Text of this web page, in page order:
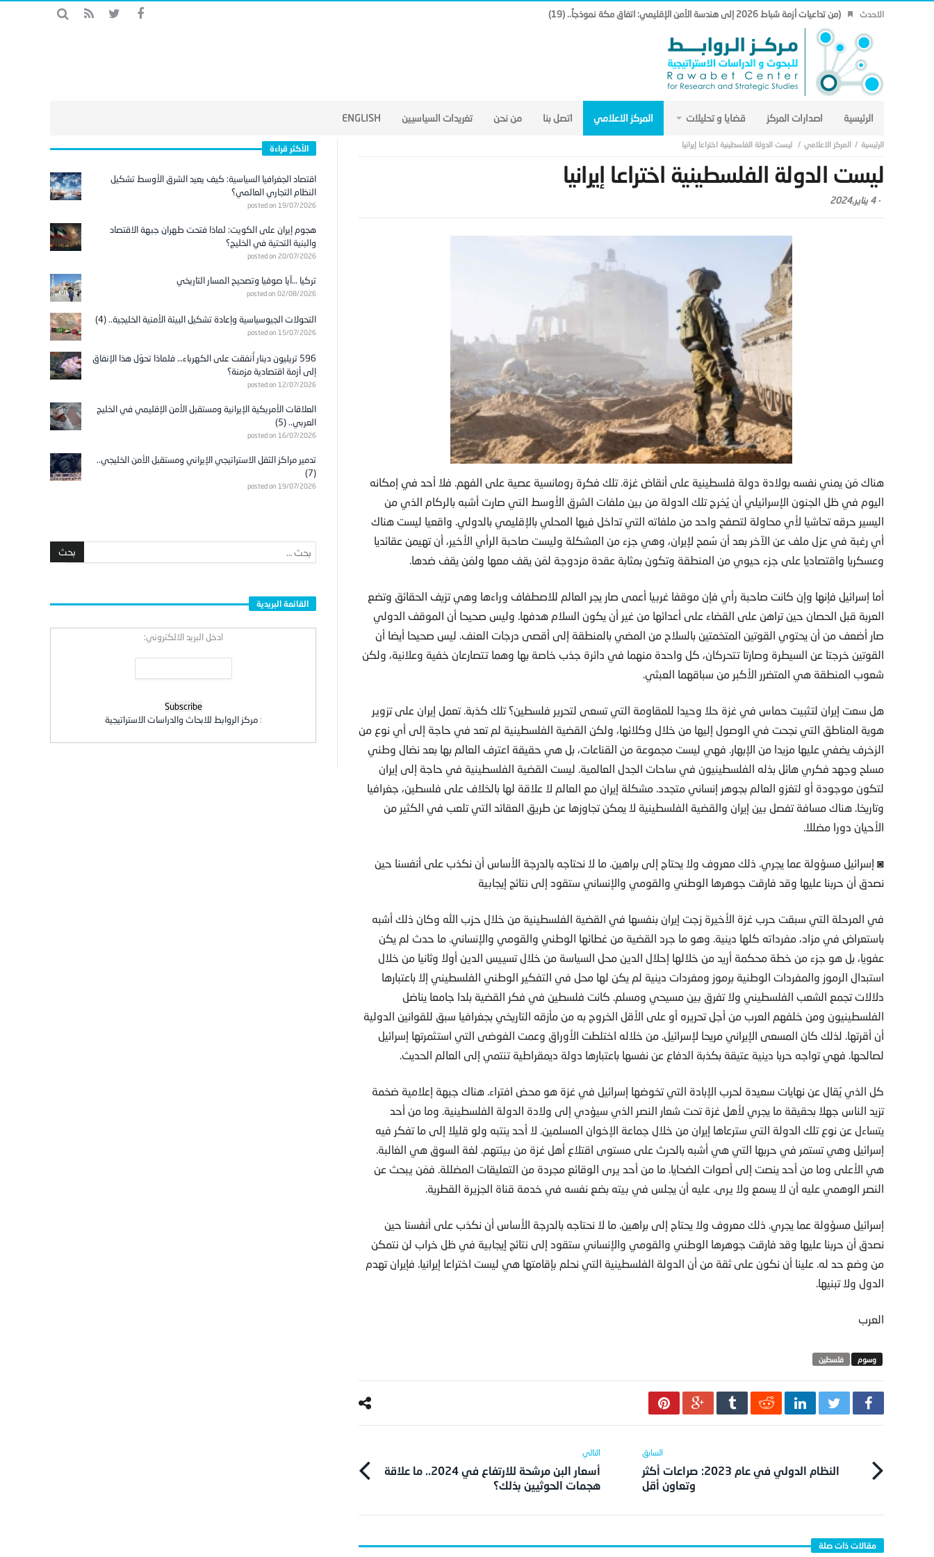
الاحدث (من تداعيات أزمة شباط 2026 إلى هندسة الأمن الإقليمي: اتفاق مكة نموذجاً.. (19)
الرئيسية اصدارات المركز قضايا و تحليلات المركز الاعلامي اتصل بنا من نحن تغريدات السياسيين ENGLISH
المركز الاعلامي ليست الدولة الفلسطينية اختراعا إيرانيا
ليست الدولة الفلسطينية اختراعا إيرانيا
-4 يناير,2024
هناك مَن يمني نفسه بولادة دولة فلسطينية على أنقاض غزة. تلك فكرة رومانسية عصية على الفهم. فلا أحد في إمكانه
اليوم في ظل الجنون الإسرائيلي أن يُخرج تلك الدولة من بين ملفات الشرق الأوسط التي صارت أشبه بالركام الذي من
اليسير حرقه تحاشيا لأي محاولة لتصفح واحد من ملفاته التي تداخل فيها المحلي بالإقليمي بالدولي. واقعيا ليست هناك
أي رغبة في عزل ملف عن الآخر بعد أن سُمح لإيران، وهي جزء من المشكلة وليست صاحبة الرأي الأخير، أن تهيمن عقائديا
وعسكريا واقتصاديا على جزء حيوي من المنطقة وتكون بمثابة عقدة مزدوجة لمَن يقف معها ولمَن يقف ضدها.
أما إسرائيل فإنها وإن كانت صاحبة رأي فإن موقفا غربيا أعمى صار يجر العالم للاصطفاف وراءها وهي تزيف الحقائق وتضع
العربة قبل الحصان حين تراهن على القضاء على أعدائها من غير أن يكون السلام هدفها. وليس صحيحا أن الموقف الدولي
صار أضعف من أن يحتوي القوتين المتخمتين بالسلاح من المضي بالمنطقة إلى أقصى درجات العنف. ليس صحيحا أيضا أن
القوتين خرجتا عن السيطرة وصارتا تتحركان، كل واحدة منهما في دائرة جذب خاصة بها وهما تتصارعان خفية وعلانية، ولكن
شعوب المنطقة هي المتضرر الأكبر من سباقهما العبثي.
هل سعت إيران لتثبيت حماس في غزة حلا وحيدا للمقاومة التي تسعى لتحرير فلسطين؟ تلك كذبة. تعمل إيران على تزوير
هوية المناطق التي نجحت في الوصول إليها من خلال وكلائها، ولكن القضية الفلسطينية لم تعد في حاجة إلى أي نوع من
الزخرف يضفي عليها مزيدا من الإبهار. فهي ليست مجموعة من القناعات، بل هي حقيقة اعترف العالم بها بعد نضال وطني
مسلح وجهد فكري هائل بذله الفلسطينيون في ساحات الجدل العالمية. ليست القضية الفلسطينية في حاجة إلى إيران
لتكون موجودة أو لتغزو العالم بجوهر إنساني متجدد. مشكلة إيران مع العالم لا علاقة لها بالخلاف على فلسطين، جغرافيا
وتاريخا. هناك مسافة تفصل بين إيران والقضية الفلسطينية لا يمكن تجاوزها عن طريق العقائد التي تلعب في الكثير من
الأحيان دورا مضللا.
◙ إسرائيل مسؤولة عما يجري. ذلك معروف ولا يحتاج إلى براهين. ما لا نحتاجه بالدرجة الأساس أن نكذب على أنفسنا حين
نصدق أن حربنا عليها وقد فارقت جوهرها الوطني والقومي والإنساني ستقود إلى نتائج إيجابية
في المرحلة التي سبقت حرب غزة الأخيرة زجت إيران بنفسها في القضية الفلسطينية من خلال حزب الله وكان ذلك أشبه
باستعراض في مزاد، مفرداته كلها دينية. وهو ما جرد القضية من غطائها الوطني والقومي والإنساني. ما حدث لم يكن
عفويا، بل هو جزء من خطة محكمة أريد من خلالها إحلال الدين محل السياسة من خلال تسييس الدين أولا وثانيا من خلال
استبدال الرموز والمفردات الوطنية برموز ومفردات دينية لم يكن لها محل في التفكير الوطني الفلسطيني إلا باعتبارها
دلالات تجمع الشعب الفلسطيني ولا تفرق بين مسيحي ومسلم. كانت فلسطين في فكر القضية بلدا جامعا يناضل
الفلسطينيون ومن خلفهم العرب من أجل تحريره أو على الأقل الخروج به من مأزقه التاريخي بجغرافيا سبق للقوانين الدولية
أن أقرتها. لذلك كان المسعى الإيراني مريحا لإسرائيل. من خلاله اختلطت الأوراق وعمت الفوضى التي استثمرتها إسرائيل
لصالحها. فهي تواجه حربا دينية عتيقة بكذبة الدفاع عن نفسها باعتبارها دولة ديمقراطية تنتمي إلى العالم الحديث.
كل الذي يُقال عن نهايات سعيدة لحرب الإبادة التي تخوضها إسرائيل في غزة هو محض افتراء. هناك جبهة إعلامية ضخمة
تزيد الناس جهلا بحقيقة ما يجري لأهل غزة تحت شعار النصر الذي سيؤدي إلى ولادة الدولة الفلسطينية. وما من أحد
يتساءل عن نوع تلك الدولة التي سترعاها إيران من خلال جماعة الإخوان المسلمين. لا أحد ينتبه ولو قليلا إلى ما تفكر فيه
إسرائيل وهي تستمر في حربها التي هي أشبه بالحرث على مستوى اقتلاع أهل غزة من بيئتهم. لغة السوق هي الغالبة.
هي الأعلى وما من أحد ينصت إلى أصوات الضحايا. ما من أحد يرى الوقائع مجردة من التعليقات المضللة. فمَن يبحث عن
النصر الوهمي عليه أن لا يسمع ولا يرى. عليه أن يجلس في بيته بضع نفسه في خدمة قناة الجزيرة القطرية.
إسرائيل مسؤولة عما يجري. ذلك معروف ولا يحتاج إلى براهين. ما لا نحتاجه بالدرجة الأساس أن نكذب على أنفسنا حين
نصدق أن حربنا عليها وقد فارقت جوهرها الوطني والقومي والإنساني ستقود إلى نتائج إيجابية في ظل خراب لن نتمكن
من وضع حد له. علينا أن نكون على ثقة من أن الدولة الفلسطينية التي نحلم بإقامتها هي ليست اختراعا إيرانيا. فإيران تهدم
الدول ولا تبنيها.
العرب
فلسطين
النظام الدولي في عام 2023: صراعات أكثر
وتعاون أقل
أسعار البن مرشحة للارتفاع في 2024.. ما علاقة
هجمات الحوثيين بذلك؟
الأكثر قراءة
اقتصاد الجغرافيا السياسية: كيف يعيد الشرق الأوسط تشكيل
النظام التجاري العالمي؟
posted on 19/07/2026
هجوم إيران على الكويت: لماذا فتحت طهران جبهة الاقتصاد
والبنية التحتية في الخليج؟
posted on 20/07/2026
تركيا …آيا صوفيا وتصحيح المسار التاريخي
posted on 02/08/2026
التحولات الجيوسياسية وإعادة تشكيل البيئة الأمنية الخليجية.. (4)
posted on 15/07/2026
596 تريليون دينار أُنفقت على الكهرباء… فلماذا تحوّل هذا الإنفاق
إلى أزمة اقتصادية مزمنة؟
posted on 12/07/2026
العلاقات الأمريكية الإيرانية ومستقبل الأمن الإقليمي في الخليج
العربي.. (5)
posted on 16/07/2026
تدمير مراكز الثقل الاستراتيجي الإيراني ومستقبل الأمن الخليجي..
(7)
posted on 19/07/2026
القائمة البريدية
ادخل البريد الالكتروني:
:مركز الروابط للابحاث والدراسات الاستراتيجية